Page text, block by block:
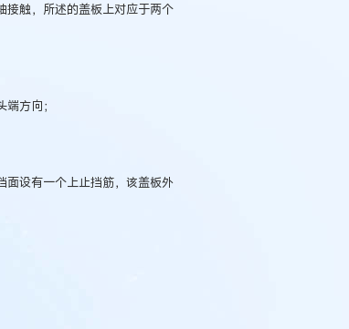
接触，所述的盖板上对应于两个
方向；
面设有一个上止挡筋，该盖板外